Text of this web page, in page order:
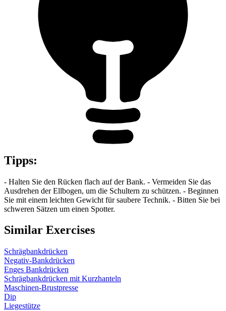
Tipps:
- Halten Sie den Rücken flach auf der Bank. - Vermeiden Sie das
Ausdrehen der Ellbogen, um die Schultern zu schützen. - Beginnen
Sie mit einem leichten Gewicht für saubere Technik. - Bitten Sie bei
schweren Sätzen um einen Spotter.
Similar Exercises
Schrägbankdrücken
Negativ-Bankdrücken
Enges Bankdrücken
Schrägbankdrücken mit Kurzhanteln
Maschinen-Brustpresse
Dip
Liegestütze